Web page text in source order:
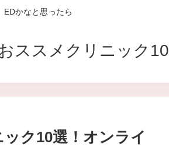
EDかなと思ったら
ススメクリニック
ク10選！オンライ